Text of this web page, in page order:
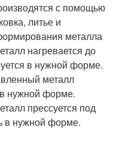
с помощью
литье и
металла
нагревается до
в нужной форме.
металл
нужной форме.
прессуется под
в нужной форме.